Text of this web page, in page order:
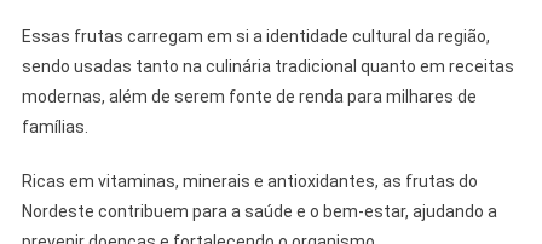
Essas frutas carregam em si a identidade cultural da região,
sendo usadas tanto na culinária tradicional quanto em receitas
modernas, além de serem fonte de renda para milhares de
famílias.
Ricas em vitaminas, minerais e antioxidantes, as frutas do
Nordeste contribuem para a saúde e o bem-estar, ajudando a